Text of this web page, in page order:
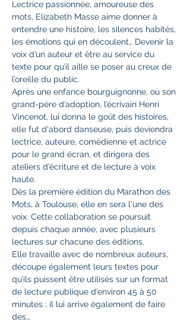
Lectrice passionnée, amoureuse des
mots, Elizabeth Masse aime donner à
entendre une histoire, les silences habités,
les émotions qui en découlent… Devenir la
voix d’un auteur et être au service du
texte pour qu’il aille se poser au creux de
l’oreille du public.
Après une enfance bourguignonne, où son
grand-père d’adoption, l’écrivain Henri
Vincenot, lui donna le goût des histoires,
elle fut d'abord danseuse, puis deviendra
lectrice, auteure, comédienne et actrice
pour le grand écran, et dirigera des
ateliers d’écriture et de lecture à voix
haute.
Dès la première édition du Marathon des
Mots, à Toulouse, elle en sera l'une des
voix. Cette collaboration se poursuit
depuis chaque année, avec plusieurs
lectures sur chacune des éditions.
Elle travaille avec de nombreux auteurs,
découpe également leurs textes pour
qu’ils puissent être utilisés sur un format
de lecture publique d’environ 45 à 50
minutes ; il lui arrive également de faire
des…